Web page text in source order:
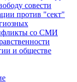
совести
против "сект"
со СМИ
и обществе